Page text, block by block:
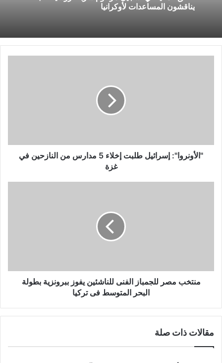
يناقشون المساعدات لأوكرانيا
في
غزة
"الأونروا": إسرائيل طلبت إخلاء 5 مدارس من النازحين في
غزة
البحر
المتوسط
منتخب مصر للجمباز الفنى للناشئين يفوز ببرونزية بطولة
البحر المتوسط فى تركيا
مقالات ذات صلة